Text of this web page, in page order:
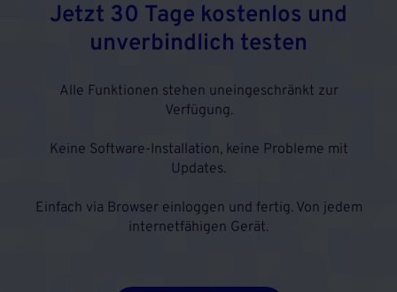
Jetzt 30 Tage kostenlos und
unverbindlich testen
Alle Funktionen stehen uneingeschränkt zur
Verfügung.
Keine Software-Installation, keine Probleme mit
Updates.
Einfach via Browser einloggen und fertig. Von jedem
internetfähigen Gerät.